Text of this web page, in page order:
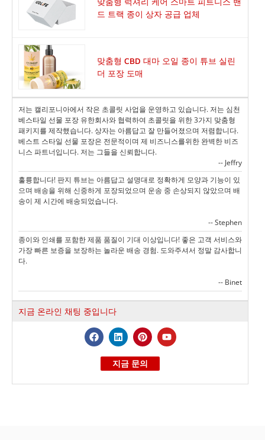
드 트랙 종이 상자 공급 업체
맞춤형 CBD 대마 오일 종이 튜브 실린
더 포장 도매
저는 캘리포니아에서 작은 초콜릿 사업을 운영하고 있습니다. 저는 심천
베스타일 선물 포장 유한회사와 협력하여 초콜릿을 위한 3가지 맞춤형
패키지를 제작했습니다. 상자는 아름답고 잘 만들어졌으며 저렴합니다.
베스트 스타일 선물 포장은 전문적이며 제 비즈니스를위한 완벽한 비즈
니스 파트너입니다. 저는 그들을 신뢰합니다.
-- Jeffry
훌륭합니다! 판지 튜브는 아름답고 설명대로 정확하게 모양과 기능이 있
으며 배송을 위해 신중하게 포장되었으며 운송 중 손상되지 않았으며 배
송이 제 시간에 배송되었습니다.
-- Stephen
종이와 인쇄를 포함한 제품 품질이 기대 이상입니다! 좋은 고객 서비스와
가장 빠른 보증을 보장하는 놀라운 배송 경험. 도와주셔서 정말 감사합니
다.
-- Binet
지금 온라인 채팅 중입니다
지금 문의